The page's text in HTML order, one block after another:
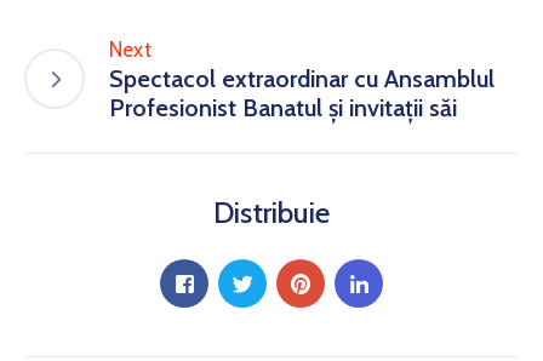
Next
Spectacol extraordinar cu Ansamblul
Profesionist Banatul și invitații săi
Distribuie